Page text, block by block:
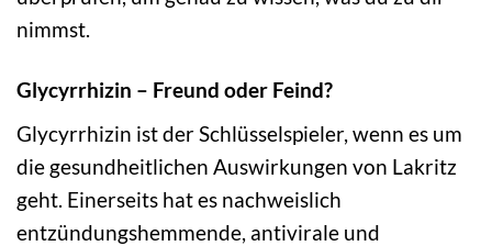
nimmst.
Glycyrrhizin – Freund oder Feind?
Glycyrrhizin ist der Schlüsselspieler, wenn es um
die gesundheitlichen Auswirkungen von Lakritz
geht. Einerseits hat es nachweislich
entzündungshemmende, antivirale und